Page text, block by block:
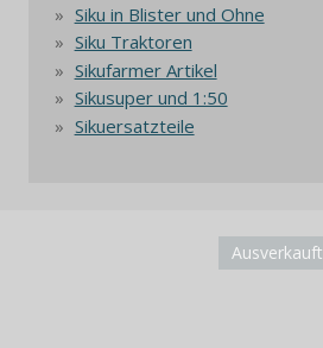
Siku in Blister und Ohne
Siku Traktoren
Sikufarmer Artikel
Sikusuper und 1:50
Sikuersatzteile
Ausverkauft